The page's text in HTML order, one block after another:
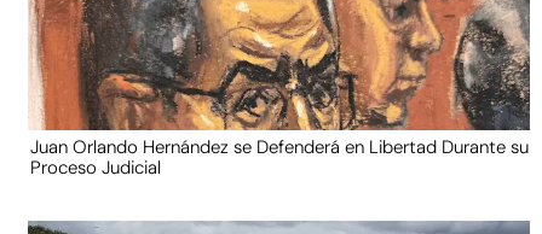
Juan Orlando Hernández se Defenderá en Libertad Durante su
Proceso Judicial